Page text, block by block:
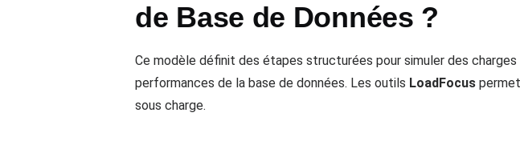
de Base de Données ?
Ce modèle définit des étapes structurées pour simuler des
performances de la base de données. Les outils LoadFocus
sous charge.